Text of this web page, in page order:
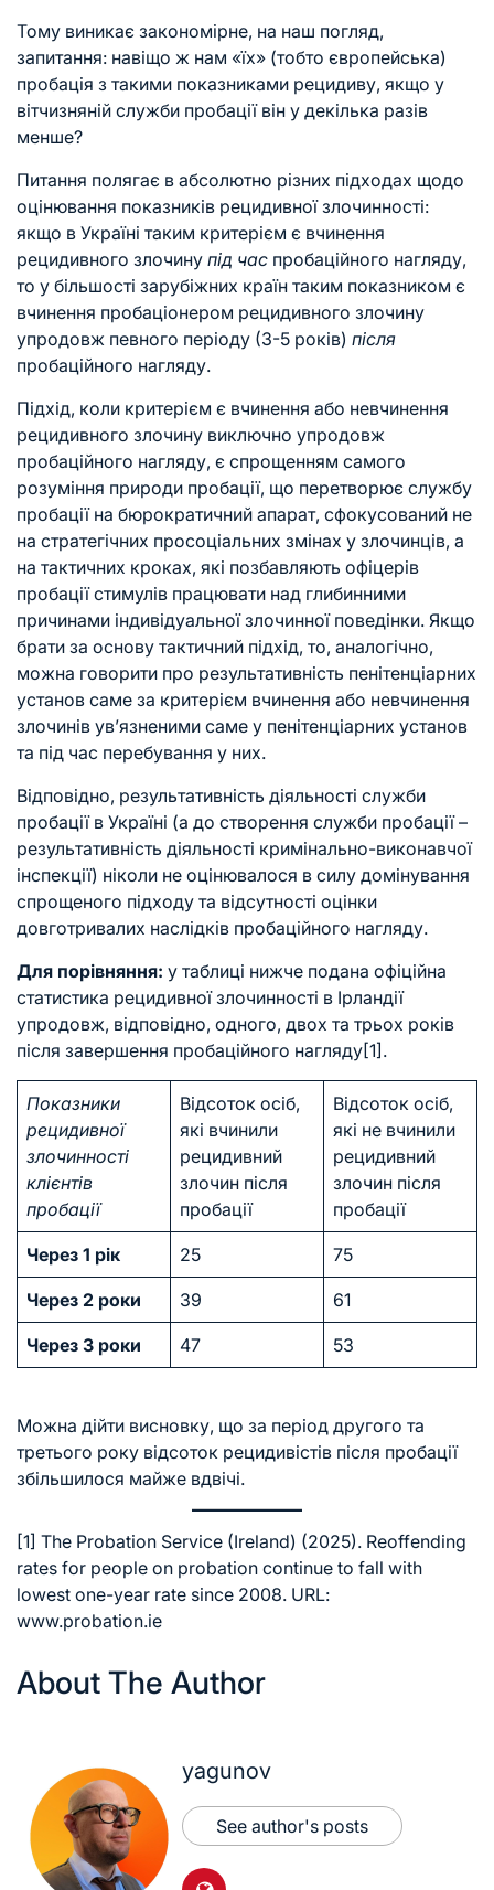
Тому виникає закономірне, на наш погляд,
запитання: навіщо ж нам «їх» (тобто європейська)
пробація з такими показниками рецидиву, якщо у
вітчизняній служби пробації він у декілька разів
менше?
Питання полягає в абсолютно різних підходах щодо
оцінювання показників рецидивної злочинності:
якщо в Україні таким критерієм є вчинення
рецидивного злочину під час пробаційного нагляду,
то у більшості зарубіжних країн таким показником є
вчинення пробаціонером рецидивного злочину
упродовж певного періоду (3-5 років) після
пробаційного нагляду.
Підхід, коли критерієм є вчинення або невчинення
рецидивного злочину виключно упродовж
пробаційного нагляду, є спрощенням самого
розуміння природи пробації, що перетворює службу
пробації на бюрократичний апарат, сфокусований не
на стратегічних просоціальних змінах у злочинців, а
на тактичних кроках, які позбавляють офіцерів
пробації стимулів працювати над глибинними
причинами індивідуальної злочинної поведінки. Якщо
брати за основу тактичний підхід, то, аналогічно,
можна говорити про результативність пенітенціарних
установ саме за критерієм вчинення або невчинення
злочинів ув’язненими саме у пенітенціарних установ
та під час перебування у них.
Відповідно, результативність діяльності служби
пробації в Україні (а до створення служби пробації –
результативність діяльності кримінально-виконавчої
інспекції) ніколи не оцінювалося в силу домінування
спрощеного підходу та відсутності оцінки
довготривалих наслідків пробаційного нагляду.
Для порівняння: у таблиці нижче подана офіційна
статистика рецидивної злочинності в Ірландії
упродовж, відповідно, одного, двох та трьох років
після завершення пробаційного нагляду[1] .
Показники
рецидивної
злочинності
клієнтів
пробації
Відсоток осіб,
які вчинили
рецидивний
злочин після
пробації
Відсоток осіб,
які не вчинили
рецидивний
злочин після
пробації
Через 1 рік 25 75
Через 2 роки 39 61
Через 3 роки 47 53
Можна дійти висновку, що за період другого та
третього року відсоток рецидивістів після пробації
збільшилося майже вдвічі.
[1] The Probation Service (Ireland) (2025). Reoffending
rates for people on probation continue to fall with
lowest one-year rate since 2008. URL:
www.probation.ie
About The Author
yagunov
See author's posts